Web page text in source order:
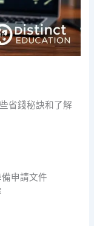
省錢秘訣和了解
申請文件